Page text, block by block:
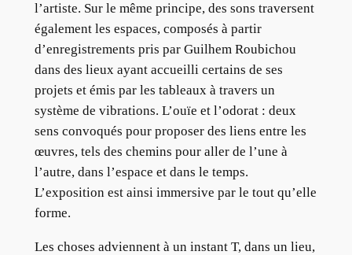
l’artiste. Sur le même principe, des sons traversent
également les espaces, composés à partir
d’enregistrements pris par Guilhem Roubichou
dans des lieux ayant accueilli certains de ses
projets et émis par les tableaux à travers un
système de vibrations. L’ouïe et l’odorat : deux
sens convoqués pour proposer des liens entre les
œuvres, tels des chemins pour aller de l’une à
l’autre, dans l’espace et dans le temps.
L’exposition est ainsi immersive par le tout qu’elle
forme.
Les choses adviennent à un instant T, dans un lieu,